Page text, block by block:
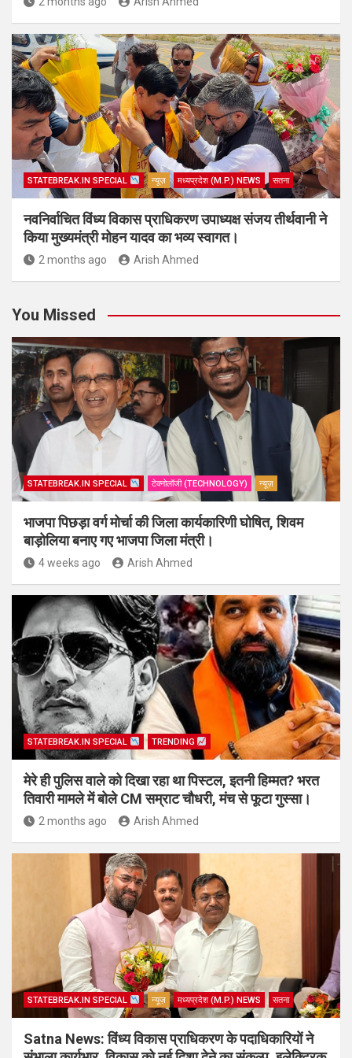
STATEBREAK.IN SPECIAL न्यूज़ मध्यप्रदेश (M.P.) NEWS सतना
नवनिर्वाचित विंध्य विकास प्राधिकरण उपाध्यक्ष संजय तीर्थवानी ने
किया मुख्यमंत्री मोहन यादव का भव्य स्वागत।
2 months ago Arish Ahmed
You Missed
STATEBREAK.IN SPECIAL टेक्नोलॉजी (TECHNOLOGY) न्यूज़
भाजपा पिछड़ा वर्ग मोर्चा की जिला कार्यकारिणी घोषित, शिवम
बाड़ोलिया बनाए गए भाजपा जिला मंत्री।
4 weeks ago Arish Ahmed
STATEBREAK.IN SPECIAL TRENDING
मेरे ही पुलिस वाले को दिखा रहा था पिस्टल, इतनी हिम्मत? भरत
तिवारी मामले में बोले CM सम्राट चौधरी, मंच से फूटा गुस्सा।
2 months ago Arish Ahmed
STATEBREAK.IN SPECIAL न्यूज़ मध्यप्रदेश (M.P.) NEWS सतना
Satna News: विंध्य विकास प्राधिकरण के पदाधिकारियों ने